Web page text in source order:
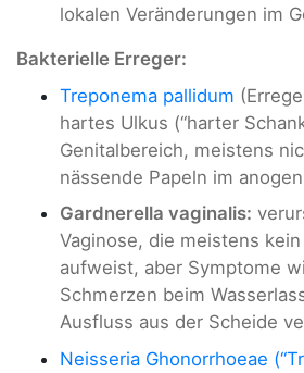
lokalen Veränderungen im
Bakterielle Erreger:
Treponema pallidum
hartes Ulkus (“harter
Genitalbereich, meistens
nässende Papeln im
Gardnerella vaginalis:
Vaginose, die meistens
aufweist, aber Symptome
Schmerzen beim
Ausfluss aus der Scheide
Neisseria Ghonorrhoeae